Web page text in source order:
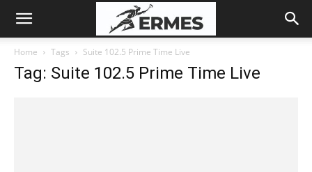
Home Tags Suite 102.5 Prime Time Live
Tag: Suite 102.5 Prime Time Live